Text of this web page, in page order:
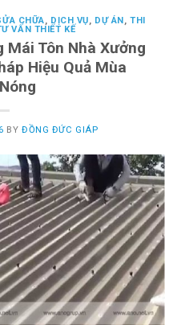
CHỮA, DỊCH VỤ, DỰ ÁN,THI
VẤN THIẾT KẾ
Mái Tôn Nhà Xưởng
Hiệu Quả Mùa
BYĐỒNG ĐỨC GIÁP